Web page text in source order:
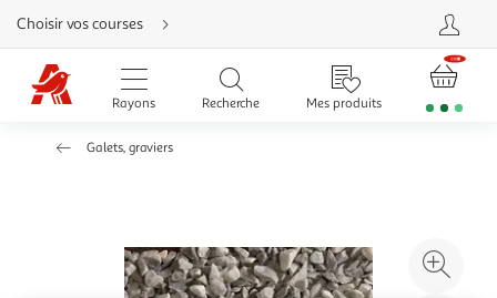
Aller
directement
au
contenu
Aller
directement
Aller
Choisir vos courses
Rayons Recherche Mes produits
Galets, graviers